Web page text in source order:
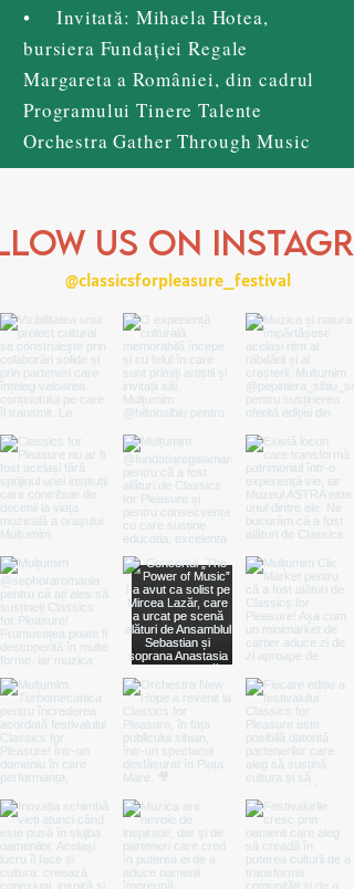
• Invitată: Mihaela Hotea,
bursiera Fundației Regale
Margareta a României, din cadrul
Programului Tinere Talente
Orchestra Gather Through Music
us on
@classicsforpleasure_festival